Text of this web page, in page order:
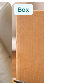
Box